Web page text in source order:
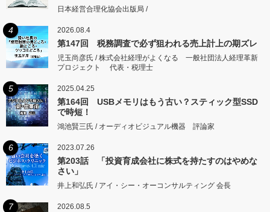
日本経営合理化協会出版局 /
4 2026.08.4
第147回 税務調査で必ず狙われる売上計上の期ズレ
児玉尚彦氏 / 株式会社経理がよくなる 一般社団法人経理革新
プロジェクト 代表・税理士
5 2025.04.25
第164回 USBメモリはもう古い？スティック型SSD
で時短！
鴻池賢三氏 / オーディオビジュアル機器 評論家
6 2023.07.26
第203話 「投資育成会社に株式を持たすのはやめな
さい」
井上和弘氏 / アイ・シー・オーコンサルティング 会長
7 2026.08.5